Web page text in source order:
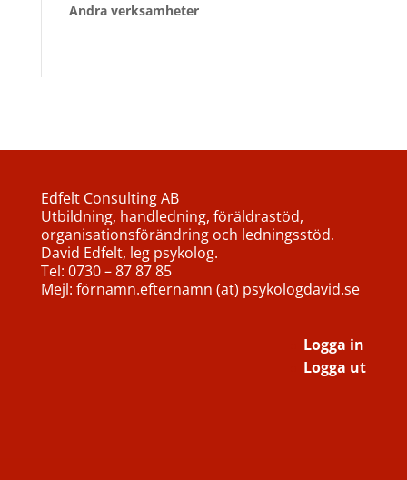
Andra verksamheter
Edfelt Consulting AB
Utbildning, handledning, föräldrastöd,
organisationsförändring och ledningsstöd.
David Edfelt, leg psykolog.
Tel: 0730 – 87 87 85
Mejl: förnamn.efternamn (at) psykologdavid.se
Logga in
Logga ut